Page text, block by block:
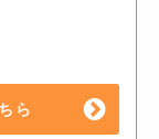
ら